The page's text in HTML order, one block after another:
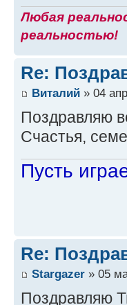
Любая
реальностью!
Re:
Виталий » 04
Поздравляю
Счастья,
Пусть
Re:
Stargazer » 05
Поздравляю